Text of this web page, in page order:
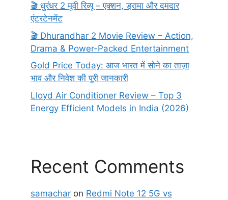
🎬 धुरंधर 2 मूवी रिव्यू – एक्शन, ड्रामा और दमदार
एंटरटेनमेंट
🎬 Dhurandhar 2 Movie Review – Action,
Drama & Power-Packed Entertainment
Gold Price Today: आज भारत में सोने का ताज़ा
भाव और निवेश की पूरी जानकारी
Lloyd Air Conditioner Review – Top 3
Energy Efficient Models in India (2026)
Recent Comments
samachar on Redmi Note 12 5G vs